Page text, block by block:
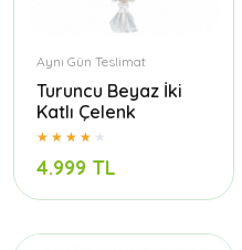
Aynı Gün Teslimat
Turuncu Beyaz İki
Katlı Çelenk
4.999 TL